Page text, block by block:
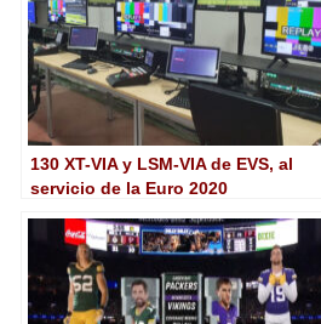
130 XT-VIA y LSM-VIA de EVS, al
servicio de la Euro 2020